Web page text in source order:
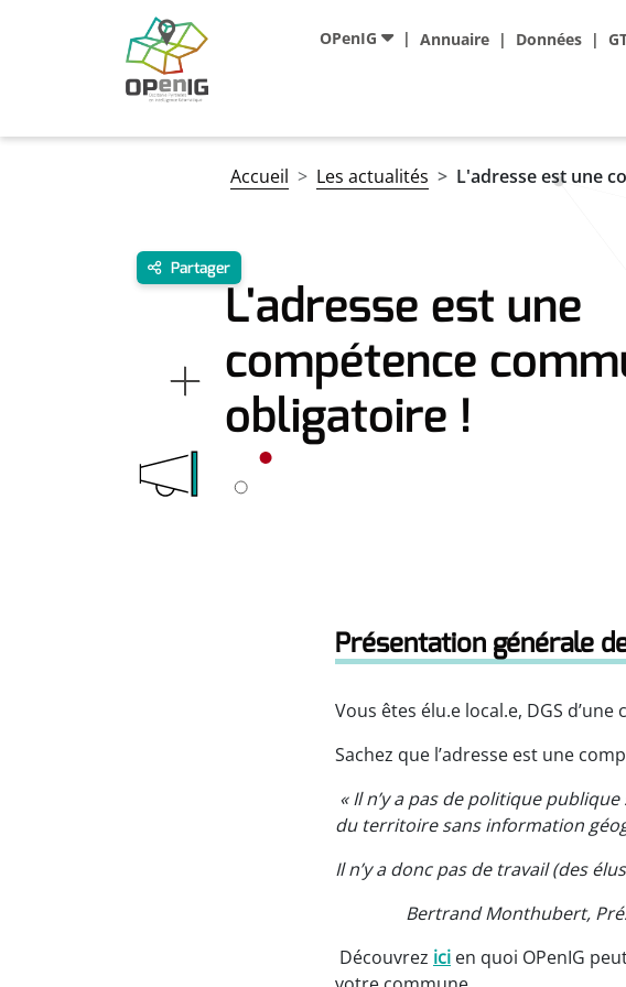
Aller au contenu principal
Navigation principale
OPenIG Annuaire Données
Fil d'Ariane
Accueil Les actualités L'adresse est une
L'adresse est une
compétence
obligatoire !
Partager
Présentation générale
Vous êtes élu.e local.e, DGS
Sachez que l’adresse est une
« Il n’y a pas de politique
du territoire sans information
Il n’y a donc pas de travail (des
Bertrand Monthubert,
Découvrez ici en quoi OPenIG